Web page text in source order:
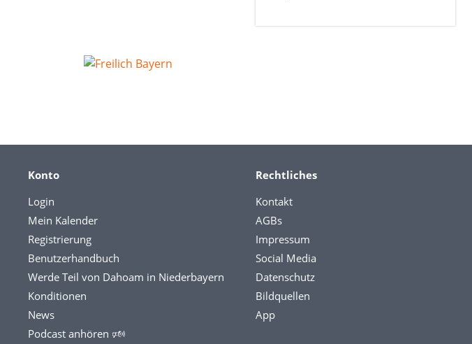
Konto
Login
Mein Kalender
Registrierung
Benutzerhandbuch
Werde Teil von Dahoam in Niederbayern
Konditionen
News
Podcast anhören 🕬
Rechtliches
Kontakt
AGBs
Impressum
Social Media
Datenschutz
Bildquellen
App